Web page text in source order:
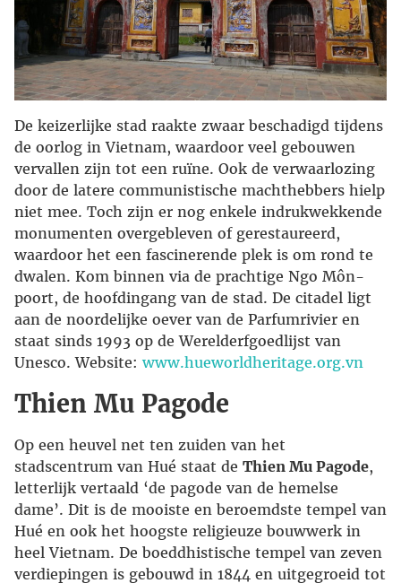
De keizerlijke stad raakte zwaar beschadigd tijdens
de oorlog in Vietnam, waardoor veel gebouwen
vervallen zijn tot een ruïne. Ook de verwaarlozing
door de latere communistische machthebbers hielp
niet mee. Toch zijn er nog enkele indrukwekkende
monumenten overgebleven of gerestaureerd,
waardoor het een fascinerende plek is om rond te
dwalen. Kom binnen via de prachtige Ngo Môn-
poort, de hoofdingang van de stad. De citadel ligt
aan de noordelijke oever van de Parfumrivier en
staat sinds 1993 op de Werelderfgoedlijst van
Unesco. Website: www.hueworldheritage.org.vn
Thien Mu Pagode
Op een heuvel net ten zuiden van het
stadscentrum van Hué staat de Thien Mu Pagode,
letterlijk vertaald ‘de pagode van de hemelse
dame’. Dit is de mooiste en beroemdste tempel van
Hué en ook het hoogste religieuze bouwwerk in
heel Vietnam. De boeddhistische tempel van zeven
verdiepingen is gebouwd in 1844 en uitgegroeid tot